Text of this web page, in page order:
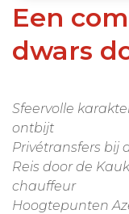
Een complete rondreis
dwars
Sfeervolle karakteristieke accommodaties, inclusief
ontbijt
Privétransfers bij
Reis door de
chauffeur
Hoogtepunten